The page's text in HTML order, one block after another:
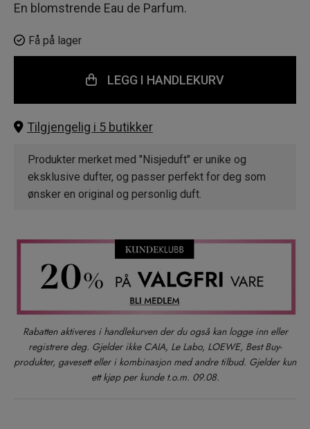
En blomstrende Eau de Parfum.
Få på lager
LEGG I HANDLEKURV
Tilgjengelig i 5 butikker
Produkter merket med "Nisjeduft" er unike og
eksklusive dufter, og passer perfekt for deg som
ønsker en original og personlig duft.
Rabatten aktiveres i handlekurven der du også kan logge inn eller
registrere deg. Gjelder ikke CAIA, Le Labo, LOEWE, Best Buy-
produkter, gavesett eller i kombinasjon med andre tilbud. Gjelder kun
ett kjøp per kunde t.o.m. 09.08.